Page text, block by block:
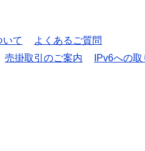
いて
よくあるご質問
売掛取引のご案内
IPv6への